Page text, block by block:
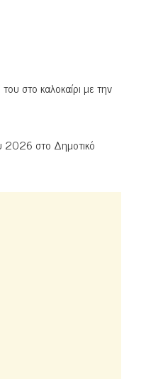
στο καλοκαίρι με την
2026 στο Δημοτικό